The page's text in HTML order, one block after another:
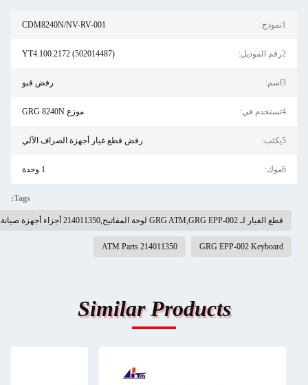
CDM8240N/NV-RV-001
YT4.100.2172 (502014487)
رفض قبو
موزع GRG 8240N
رفض قطع غيار أجهزة الصراف الآلي
Tags:
قطع الغيار لـ GRG ATM,GRG EPP-002 لوحة المفاتيح,214011350 أجزاء أجهزة صيانة
GRG EPP-002 Keyboard
214011350 ATM Parts
Similar Products